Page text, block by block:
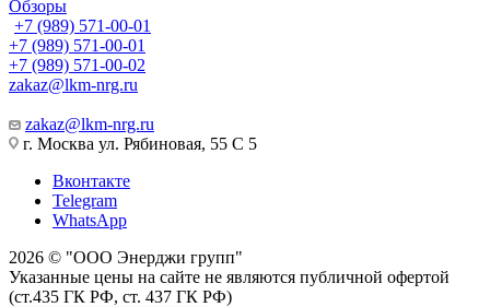
Обзоры
+7 (989) 571-00-01
+7 (989) 571-00-01
+7 (989) 571-00-02
zakaz@lkm-nrg.ru
zakaz@lkm-nrg.ru
г. Москва ул. Рябиновая, 55 С 5
Вконтакте
Telegram
WhatsApp
2026 © "ООО Энерджи групп"
Указанные цены на сайте не являются публичной офертой
(ст.435 ГК РФ, cт. 437 ГК РФ)